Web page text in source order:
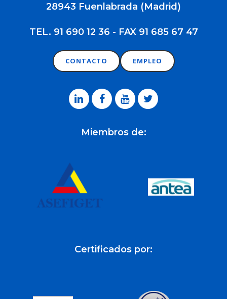
28943 Fuenlabrada (Madrid)
TEL. 91 690 12 36 - FAX 91 685 67 47
CONTACTO EMPLEO
Miembros de:
Certificados por: